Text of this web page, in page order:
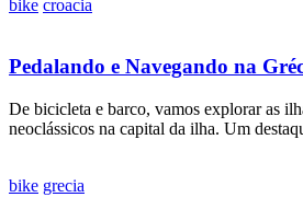
bike croacia
Pedalando e Navegando na
De bicicleta e barco, vamos explorar as
neoclássicos na capital da ilha. Um
bike grecia